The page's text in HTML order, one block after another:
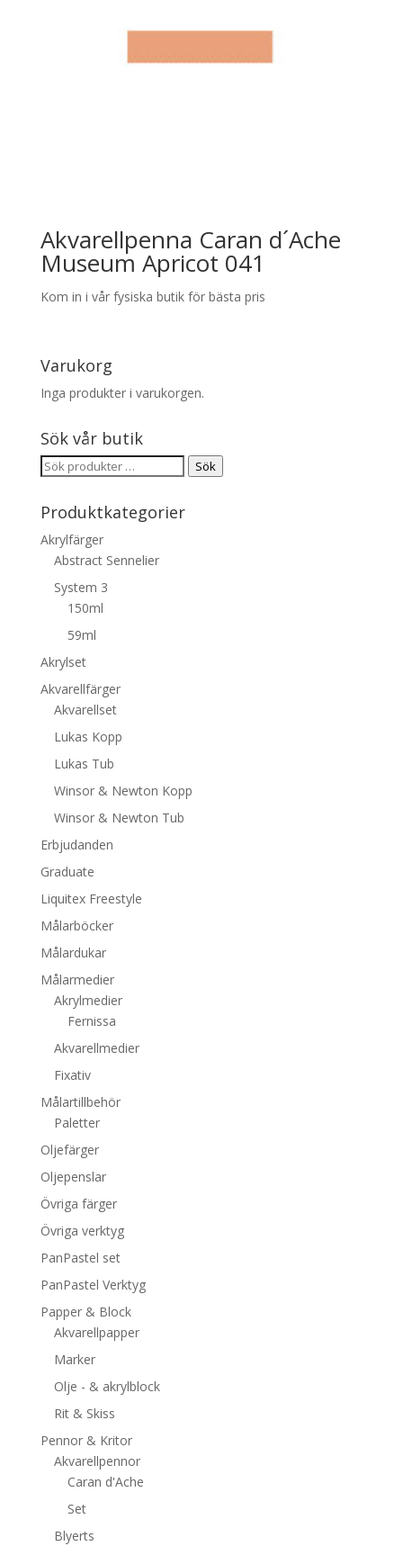
Akvarellpenna Caran d´Ache
Museum Apricot 041
Kom in i vår fysiska butik för bästa pris
Varukorg
Inga produkter i varukorgen.
Sök vår butik
Sök
Sök
Produktkategorier
Akrylfärger
Abstract Sennelier
System 3
150ml
59ml
Akrylset
Akvarellfärger
Akvarellset
Lukas Kopp
Lukas Tub
Winsor & Newton Kopp
Winsor & Newton Tub
Erbjudanden
Graduate
Liquitex Freestyle
Målarböcker
Målardukar
Målarmedier
Akrylmedier
Fernissa
Akvarellmedier
Fixativ
Målartillbehör
Paletter
Oljefärger
Oljepenslar
Övriga färger
Övriga verktyg
PanPastel set
PanPastel Verktyg
Papper & Block
Akvarellpapper
Marker
Olje - & akrylblock
Rit & Skiss
Pennor & Kritor
Akvarellpennor
Caran d'Ache
Set
Blyerts